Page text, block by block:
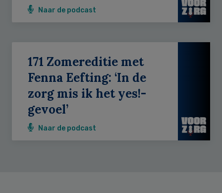
Naar de podcast
171 Zomereditie met
Fenna Eefting: ‘In de
zorg mis ik het yes!-
gevoel’
Naar de podcast